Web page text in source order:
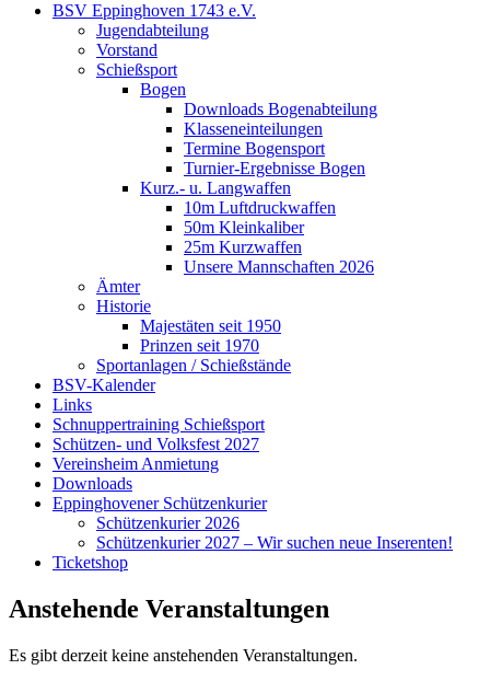
BSV Eppinghoven 1743 e.V.
Jugendabteilung
Vorstand
Schießsport
Bogen
Downloads Bogenabteilung
Klasseneinteilungen
Termine Bogensport
Turnier-Ergebnisse Bogen
Kurz.- u. Langwaffen
10m Luftdruckwaffen
50m Kleinkaliber
25m Kurzwaffen
Unsere Mannschaften 2026
Ämter
Historie
Majestäten seit 1950
Prinzen seit 1970
Sportanlagen / Schießstände
BSV-Kalender
Links
Schnuppertraining Schießsport
Schützen- und Volksfest 2027
Vereinsheim Anmietung
Downloads
Eppinghovener Schützenkurier
Schützenkurier 2026
Schützenkurier 2027 – Wir suchen neue Inserenten!
Ticketshop
Anstehende Veranstaltungen
Es gibt derzeit keine anstehenden Veranstaltungen.